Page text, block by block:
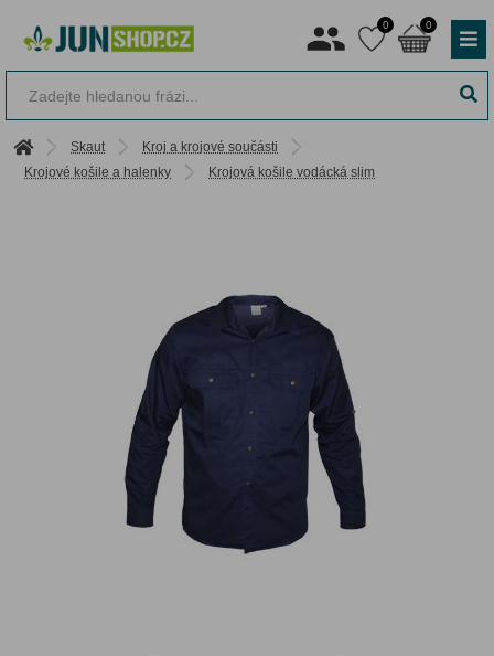
0 0
Skaut
Kroj a krojové součásti
Krojové košile a halenky
Krojová košile vodácká slim